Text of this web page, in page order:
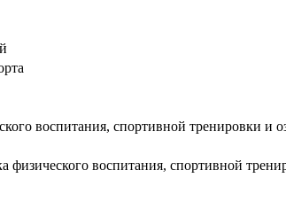
воспитания, спортивной тренировки и
физического воспитания, спортивной